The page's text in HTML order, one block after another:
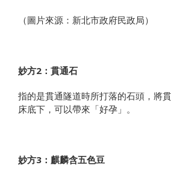
（圖片來源：新北市政府民政局）
妙方2 ：貫通石
指的是貫通隧道時所打落的石頭，將
床底下，可以帶來「好孕」。
妙方3 ：麒麟含五色豆